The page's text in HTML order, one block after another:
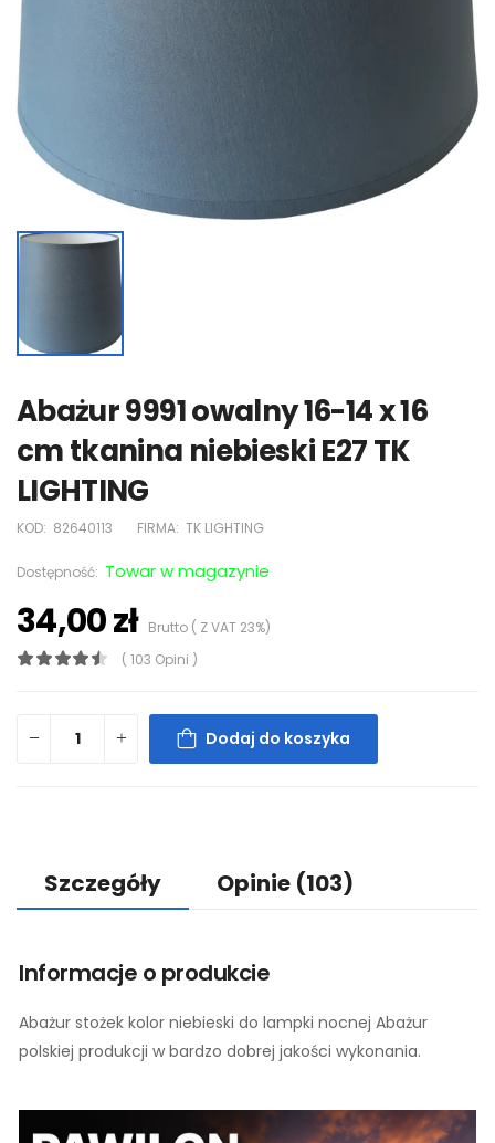
Abażur 9991 owalny 16-14 x 16
cm tkanina niebieski E27 TK
LIGHTING
KOD: 82640113 FIRMA: TK LIGHTING
Dostępność: Towar w magazynie
34,00 złBrutto ( Z VAT 23%)
( 103 Opini )
Dodaj do koszyka
Szczegóły Opinie (103)
Informacje o produkcie
Abażur stożek kolor niebieski do lampki nocnej Abażur
polskiej produkcji w bardzo dobrej jakości wykonania.